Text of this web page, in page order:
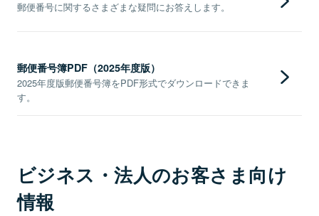
郵便番号に関するさまざまな疑問にお答えします。
郵便番号簿PDF（2025年度版）
2025年度版郵便番号簿をPDF形式でダウンロードできま
す。
ビジネス・法人のお客さま向け
情報